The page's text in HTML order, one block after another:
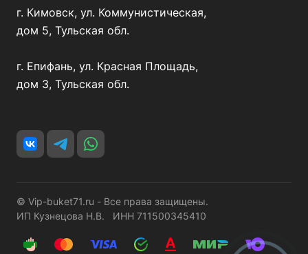
г. Кимовск, ул. Коммунистическая,
дом 5, Тульская обл.
г. Епифань, ул. Красная Площадь,
дом 3, Тульская обл.
© Vip-buket71.ru - Все права защищены.
ИП Кузнецова Н.В. ИНН 711500345410